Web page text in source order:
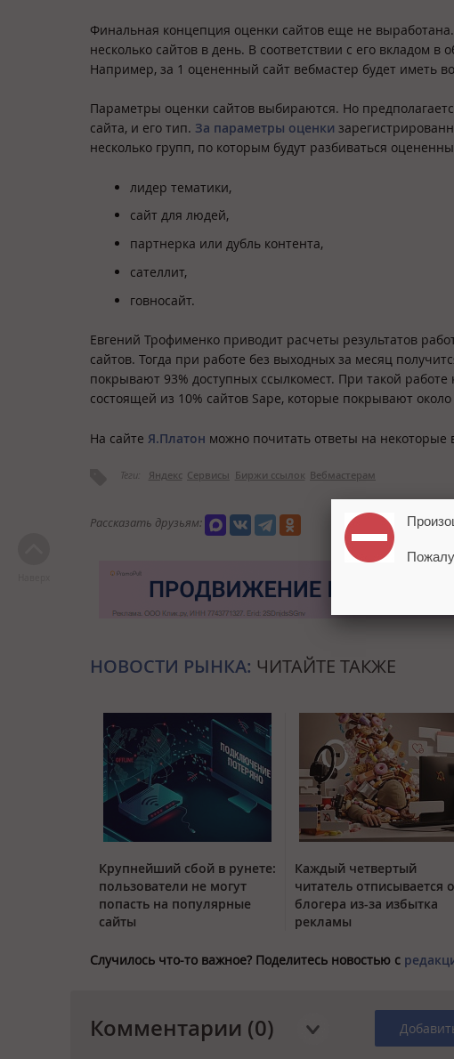
Финальная концепция оценки сайтов еще не
несколько сайтов в день. В соответствии с его вкладом
Например, за 1 оцененный сайт вебмастер будет иметь
Параметры оценки сайтов выбираются. Но
сайта, и его тип. За параметры оценки
несколько групп, по которым будут разбиваться
лидер тематики,
сайт для людей,
партнерка или дубль контента,
сателлит,
говносайт.
Евгений Трофименко приводит расчеты результатов
сайтов. Тогда при работе без выходных за месяц
покрывают 93% доступных ссылкомест. При такой
состоящей из 10% сайтов Sape, которые покрывают около
На сайте Я.Платон можно почитать ответы на некоторые
Теги: Яндекс Сервисы Биржи ссылок Вебмастерам
Рассказать друзьям:
НОВОСТИ РЫНКА: ЧИТАЙТЕ ТАКЖЕ
Крупнейший сбой в рунете:
пользователи не могут
попасть на популярные
сайты
Каждый четвертый
читатель отписывается
блогера из-за избытка
рекламы
Случилось что-то важное? Поделитесь новостью с
Комментарии (0)